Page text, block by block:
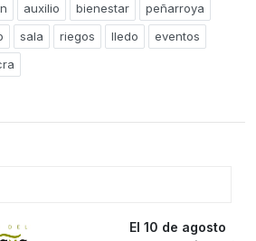
auxilio bienestar
peñarroya
sala riegos lledo
eventos
El 10 de agosto